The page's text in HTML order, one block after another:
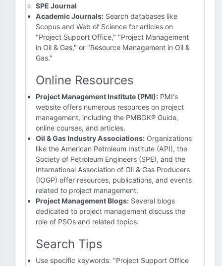
SPE Journal
Academic Journals: Search databases like
Scopus and Web of Science for articles on
"Project Support Office," "Project Management
in Oil & Gas," or "Resource Management in Oil &
Gas."
Online Resources
Project Management Institute (PMI): PMI's
website offers numerous resources on project
management, including the PMBOK® Guide,
online courses, and articles.
Oil & Gas Industry Associations: Organizations
like the American Petroleum Institute (API), the
Society of Petroleum Engineers (SPE), and the
International Association of Oil & Gas Producers
(IOGP) offer resources, publications, and events
related to project management.
Project Management Blogs: Several blogs
dedicated to project management discuss the
role of PSOs and related topics.
Search Tips
Use specific keywords: "Project Support Office